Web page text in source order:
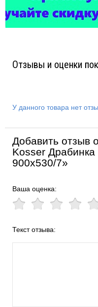
Отзывы и оценки
У данного товара нет
Добавить отзыв
Kosser
900х530/7»
Ваша оценка:
Текст отзыва: